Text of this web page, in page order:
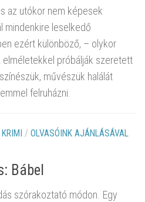
az utókor nem képesek
mindenkire leselkedő
ezért különböző, – olykor
elméletekkel próbálják szeretett
művészük halálát
felruházni.
KRIMI / OLVASÓINK AJÁNLÁSÁVAL
Bábel
szórakoztató módon. Egy